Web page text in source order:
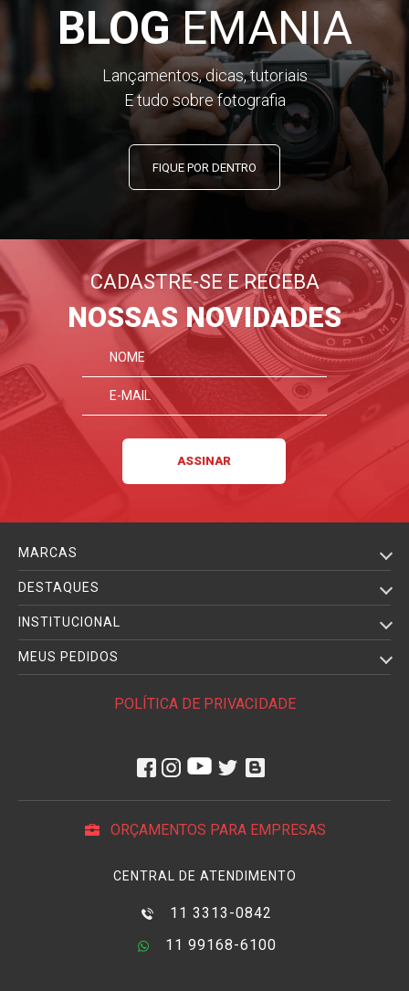
BLOGEMANIA
Lançamentos, dicas, tutoriais
E tudo sobre fotografia
FIQUE POR DENTRO
CADASTRE-SE E RECEBA
NOSSAS NOVIDADES
MARCAS
DESTAQUES
INSTITUCIONAL
MEUS PEDIDOS
POLÍTICA DE PRIVACIDADE
ORÇAMENTOS PARA EMPRESAS
CENTRAL DE ATENDIMENTO
11 3313-0842
11 99168-6100